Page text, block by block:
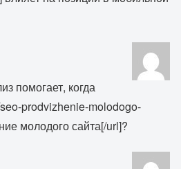
помогает, когда
prodvizhenie-molodogo-
молодого сайта[/url]?